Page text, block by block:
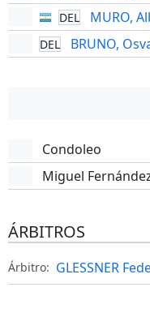
DEL MURO,
DEL BRUNO,
Condoleo
Miguel
ÁRBITROS
Árbitro: GLESSNER